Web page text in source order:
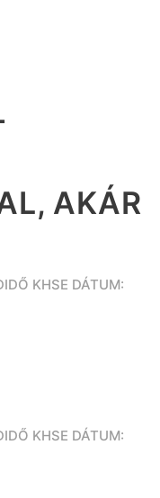
AKÁR
KHSE DÁTUM:
KHSE DÁTUM: